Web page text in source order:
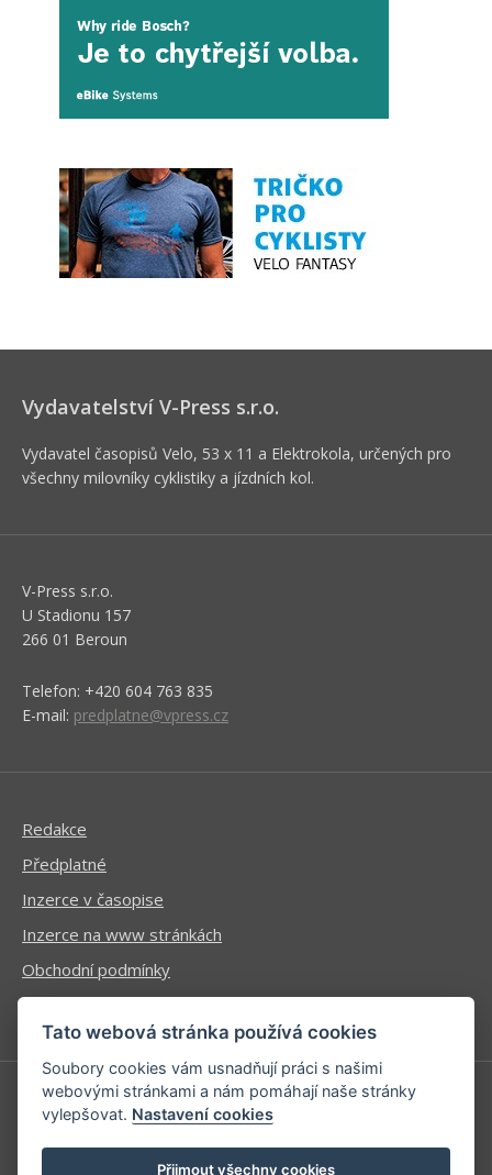
Vydavatelství V-Press s.r.o.
Vydavatel časopisů Velo, 53 x 11 a Elektrokola, určených pro
všechny milovníky cyklistiky a jízdních kol.
V-Press s.r.o.
U Stadionu 157
266 01 Beroun
Telefon: +420 604 763 835
E-mail: predplatne@vpress.cz
Redakce
Předplatné
Inzerce v časopise
Inzerce na www stránkách
Obchodní podmínky
Ochrana osobních údajů
Příhlášení | Registrace
Kontaktní informace
Tato webová stránka používá cookies
Soubory cookies vám usnadňují práci s našimi
webovými stránkami a nám pomáhají naše stránky
vylepšovat. Nastavení cookies
Přijmout všechny cookies